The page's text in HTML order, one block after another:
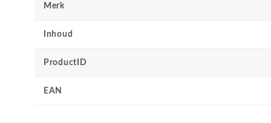
Merk
Inhoud
ProductID
EAN